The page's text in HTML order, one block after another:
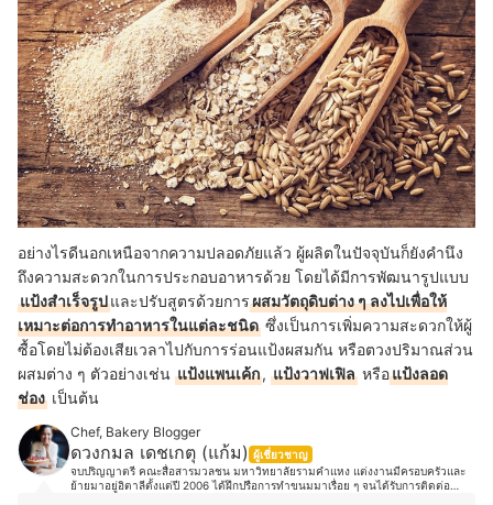
อย่างไรดีนอกเหนือจากความปลอดภัยแล้ว ผู้ผลิตในปัจจุบันก็ยังคำนึง
ถึงความสะดวกในการประกอบอาหารด้วย โดยได้มีการพัฒนารูปแบบ
แป้งสำเร็จรูปและปรับสูตรด้วยการผสมวัตถุดิบต่าง ๆ ลงไปเพื่อให้
เหมาะต่อการทำอาหารในแต่ละชนิด ซึ่งเป็นการเพิ่มความสะดวกให้ผู้
ซื้อโดยไม่ต้องเสียเวลาไปกับการร่อนแป้งผสมกัน หรือตวงปริมาณส่วน
ผสมต่าง ๆ ตัวอย่างเช่น แป้งแพนเค้ก, แป้งวาฟเฟิล หรือแป้งลอด
ช่อง เป็นต้น
Chef, Bakery Blogger
ดวงกมล เดชเกตุ (แก้ม) ผู้เชี่ยวชาญ
จบปริญญาตรี คณะสื่อสารมวลชน มหาวิทยาลัยรามคำแหง แต่งงานมีครอบครัวและ
ย้ายมาอยู่อิตาลีตั้งแต่ปี 2006 ได้ฝึกปรือการทำขนมมาเรื่อย ๆ จนได้รับการติดต่อ